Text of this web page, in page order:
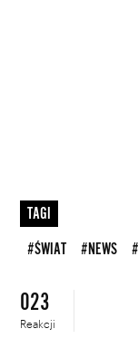
TAGI
#ŚWIAT #NEWS
023
Reakcji